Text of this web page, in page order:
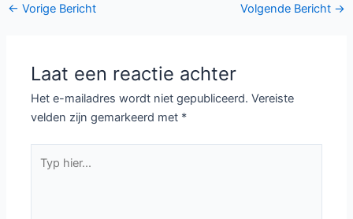
Bericht
← Vorige Bericht Volgende Bericht →
Laat een reactie achter
Het e-mailadres wordt niet gepubliceerd. Vereiste
velden zijn gemarkeerd met *
hier...